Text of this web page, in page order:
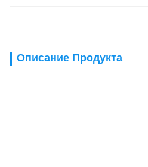
Описание Продукта